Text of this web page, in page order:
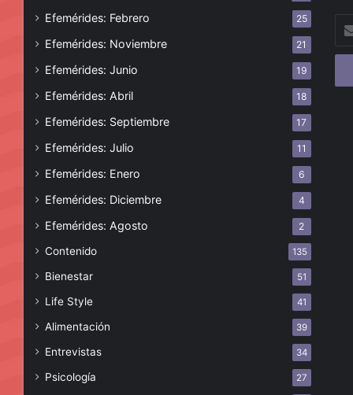
Efemérides: Febrero 25
Efemérides: Noviembre 21
Efemérides: Junio 19
Efemérides: Abril 18
Efemérides: Septiembre 17
Efemérides: Julio 11
Efemérides: Enero 6
Efemérides: Diciembre 4
Efemérides: Agosto 2
Contenido 135
Bienestar 51
Life Style 41
Alimentación 39
Entrevistas 34
Psicología 27
tu